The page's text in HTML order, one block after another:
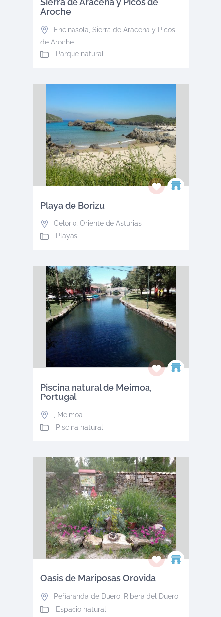
Sierra de Aracena y Picos de
Aroche
Encinasola Sierra de Aracena y Picos
de Aroche
Parque natural
Playa de Borizu
Celorio, Oriente de Asturias
Playas
Piscina natural de Meimoa,
Portugal
Meimoa
Piscina natural
Oasis de Mariposas Orovida
Peñaranda de Duero, Ribera del Duero
Espacio natural